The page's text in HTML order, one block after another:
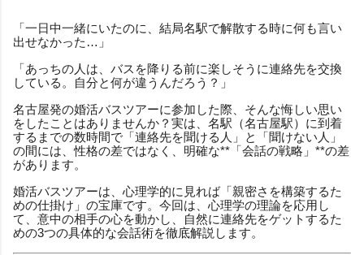
「一日中一緒にいたのに、結局名駅で解散する時に何も言い
出せなかった…」
「あっちの人は、バスを降りる前に楽しそうに連絡先を交換
している。自分と何が違うんだろう？」
名古屋発の婚活バスツアーに参加した際、そんな悔しい思い
をしたことはありませんか？実は、名駅（名古屋駅）に到着
するまでの数時間で「連絡先を聞ける人」と「聞けない人」
の間には、性格の差ではなく、明確な**「会話の戦略」**の差
があります。
婚活バスツアーは、心理学的に見れば「親密さを構築するた
めの仕掛け」の宝庫です。今回は、心理学の理論を応用し
て、意中の相手の心を動かし、自然に連絡先をゲットするた
めの3つの具体的な会話術を徹底解説します。